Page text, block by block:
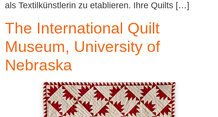
als Textilkünstlerin zu etablieren. Ihre Quilts […]
The International Quilt
Museum, University of
Nebraska